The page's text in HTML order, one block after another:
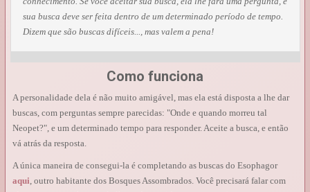
sua busca deve ser feita dentro de um determinado período de tempo.
Dizem que são buscas difíceis..., mas valem a pena!
Como funciona
A personalidade dela é não muito amigável, mas ela está disposta a lhe dar
buscas, com perguntas sempre parecidas: "Onde e quando morreu tal
Neopet?", e um determinado tempo para responder. Aceite a busca, e então
vá atrás da resposta.
A única maneira de consegui-la é completando as buscas do Esophagor
aqui , outro habitante dos Bosques Assombrados. Você precisará falar com